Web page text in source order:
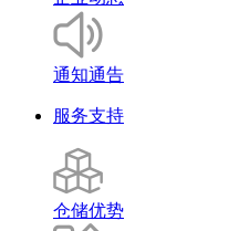
通知通告
服务支持
仓储优势